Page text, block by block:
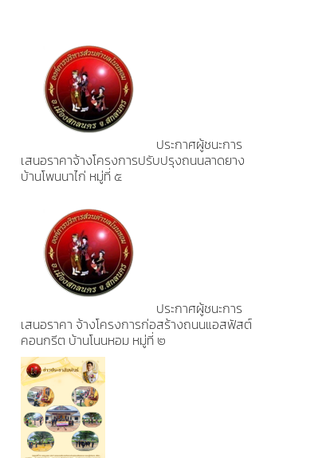
ประกาศผู้ชนะการ
เสนอราคาจ้างโครงการปรับปรุงถนนลาดยาง
บ้านโพนนาไก่ หมู่ที่ ๕
ประกาศผู้ชนะการ
เสนอราคา จ้างโครงการก่อสร้างถนนแอสฟัสต์
คอนกรีต บ้านโนนหอม หมู่ที่ ๒